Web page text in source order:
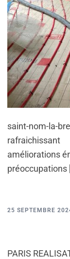
saint-nom-la-
rafraichissant
améliorations
préoccupations
25 SEPTEMBRE
PARIS